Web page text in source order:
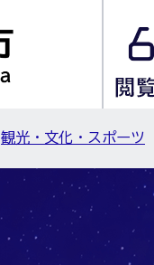
観光・文化・スポーツ